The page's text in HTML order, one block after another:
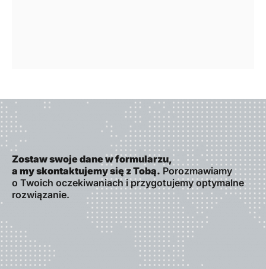
Zostaw swoje dane w formularzu,
a my skontaktujemy się z Tobą. Porozmawiamy
o Twoich oczekiwaniach i przygotujemy optymalne
rozwiązanie.